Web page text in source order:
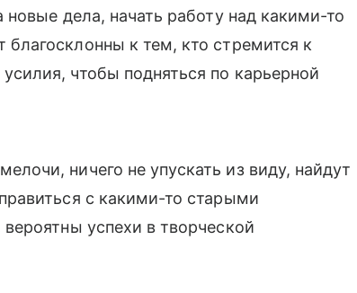
дела, начать работу над какими-то
к тем, кто стремится к
чтобы подняться по карьерной
ничего не упускать из виду, найдут
с какими-то старыми
успехи в творческой